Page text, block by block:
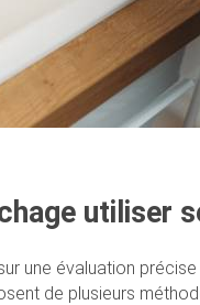
utiliser
une évaluation
de plusieurs